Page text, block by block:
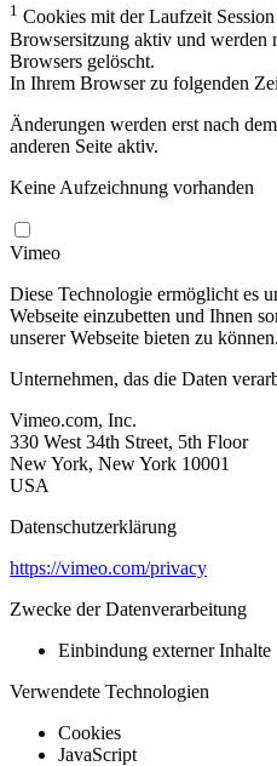
1 Cookies mit der Laufzeit
Browsersitzung aktiv und werden
Browsers gelöscht.
In Ihrem Browser zu folgenden
Änderungen werden erst nach
anderen Seite aktiv.
Keine Aufzeichnung vorhanden
Vimeo
Diese Technologie ermöglicht es
Webseite einzubetten und Ihnen
unserer Webseite bieten zu können.
Unternehmen, das die Daten
Vimeo.com, Inc.
330 West 34th Street, 5th Floor
New York, New York 10001
USA
Datenschutzerklärung
https://vimeo.com/privacy
Zwecke der Datenverarbeitung
Einbindung externer Inhalte
Verwendete Technologien
Cookies
JavaScript